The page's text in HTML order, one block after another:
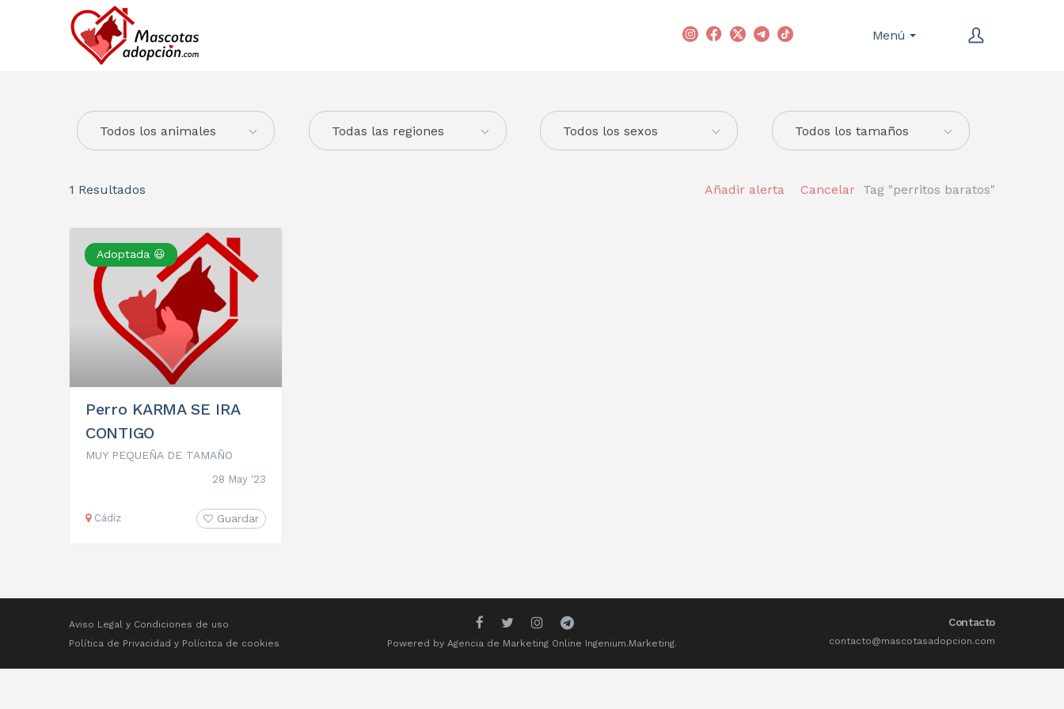
Menú
Todas las regiones
Todos los animales Todos los sexos Todos los tamaños
1 Resultados Tag "perritos baratos"
Cancelar
Añadir alerta
Adoptada 😃
Perro KARMA SE IRA
CONTIGO
MUY PEQUEÑA DE TAMAÑO
28 May '23
Cádiz Guardar
Aviso Legal y Condiciones de uso
Política de Privacidad y Polícitca de cookies Powered by Agencia de Marketing Online Ingenium.Marketing.
Contacto
contacto@mascotasadopcion.com